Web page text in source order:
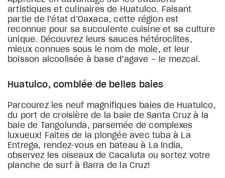
artistiques et culinaires de Huatulco. Faisant
partie de l’état d’Oaxaca, cette région est
reconnue pour sa succulente cuisine et sa culture
unique. Découvrez leurs sauces hétéroclites,
mieux connues sous le nom de mole, et leur
boisson alcoolisée à base d’agave – le mezcal.
Huatulco, comblée de belles baies
Parcourez les neuf magnifiques baies de Huatulco,
du port de croisière de la baie de Santa Cruz à la
baie de Tangolunda, parsemée de complexes
luxueux! Faites de la plongée avec tuba à La
Entrega, rendez-vous en bateau à La India,
observez les oiseaux de Cacaluta ou sortez votre
planche de surf à Barra de la Cruz!